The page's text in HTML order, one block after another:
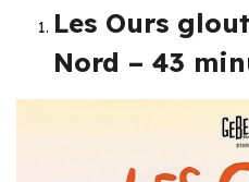
Les Ours
Nord – 43